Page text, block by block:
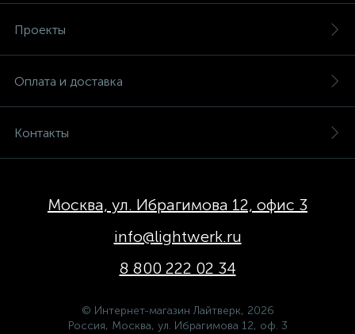
Проекты
Оплата и доставка
Контакты
Москва, ул. Ибрагимова 12, офис 3
info@lightwerk.ru
8 800 222 02 34
© Интернет-магазин Лайтверк, 2026
Россия, Москва, ул. Ибрагимова 12, оф. 3